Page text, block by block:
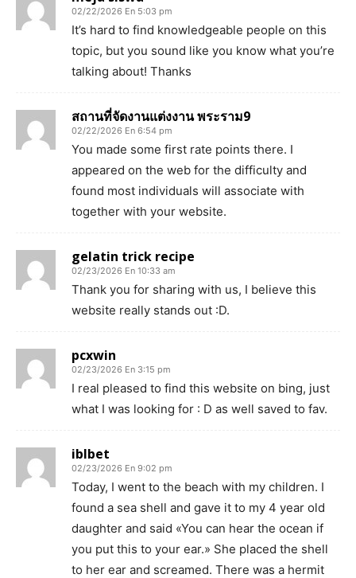
02/22/2026 En 5:03 pm
It’s hard to find knowledgeable people on this
topic, but you sound like you know what you’re
talking about! Thanks
สถานที่จัดงานแต่งงาน พระราม9
02/22/2026 En 6:54 pm
You made some first rate points there. I
appeared on the web for the difficulty and
found most individuals will associate with
together with your website.
gelatin trick recipe
02/23/2026 En 10:33 am
Thank you for sharing with us, I believe this
website really stands out :D.
pcxwin
02/23/2026 En 3:15 pm
I real pleased to find this website on bing, just
what I was looking for : D as well saved to fav.
iblbet
02/23/2026 En 9:02 pm
Today, I went to the beach with my children. I
found a sea shell and gave it to my 4 year old
daughter and said «You can hear the ocean if
you put this to your ear.» She placed the shell
to her ear and screamed. There was a hermit